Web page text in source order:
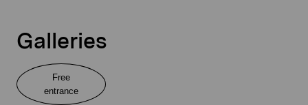
Galleries
Free
entrance